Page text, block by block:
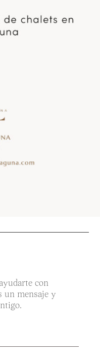
con
un mensaje y